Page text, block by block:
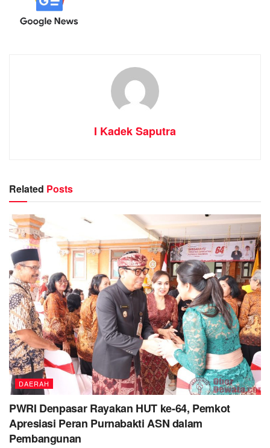
I Kadek Saputra
Related Posts
DAERAH
PWRI Denpasar Rayakan HUT ke-64, Pemkot
Apresiasi Peran Purnabakti ASN dalam
Pembangunan